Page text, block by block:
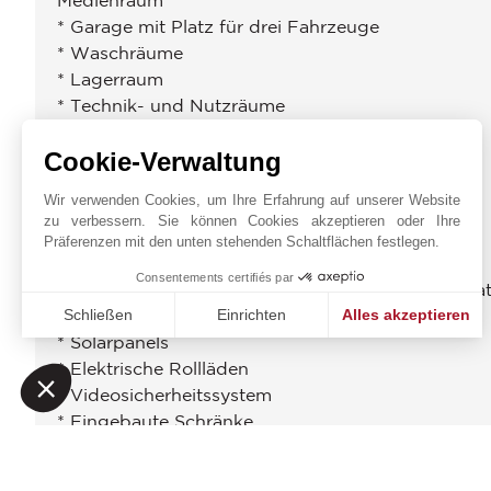
* Garage mit Platz für drei Fahrzeuge
* Waschräume
* Lagerraum
* Technik- und Nutzräume
Ausstattung & Annehmlichkeiten
* Privater Swimmingpool
* Gartengestaltung
* Klima-gesteuerte Weinkeller mit
* Klimaanlage im ganzen Haus
* Solarpanels
* Elektrische Rollläden
* Videosicherheitssystem
* Eingebaute Schränke
Cookie-Verwaltung
Wir verwenden Cookies, um Ihre Erfahrung auf unserer Website
zu verbessern. Sie können Cookies akzeptieren oder Ihre
Präferenzen mit den unten stehenden Schaltflächen festlegen.
Consentements certifiés par
Schließen Einrichten Alles akzeptieren
Axeptio consent
Einwilligungsmanagementplattform: Passen Sie Ihre
Unsere Plattform ermöglicht es Ihnen, Ihre